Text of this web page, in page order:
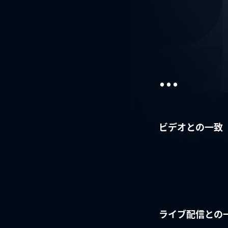
...
ビデオとの一致
ライブ配信との